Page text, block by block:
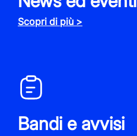
Scopri di più >
Bandi e avvisi